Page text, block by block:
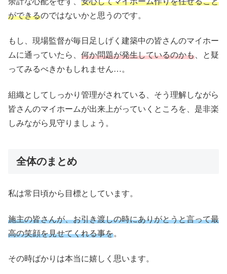
ができるのではないかと思うのです。
もし、現場監督が毎日足しげく建築中の皆さんのマイホー
ムに通っていたら、 何か問題が発生しているのかも、と疑
ってみるべきかもしれません…。
組織としてしっかり管理がされている、そう理解しながら
皆さんのマイホームが出来上がっていくところを、是非楽
しみながら見守りましょう。
全体のまとめ
私は常日頃から目標としています。
施主の皆さんが、お引き渡しの時にありがとうと言って最
高の笑顔を見せてくれる事を。
その時ばかりは本当に嬉しく思います。